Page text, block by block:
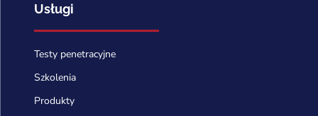
Usługi
Testy penetracyjne
Szkolenia
Produkty